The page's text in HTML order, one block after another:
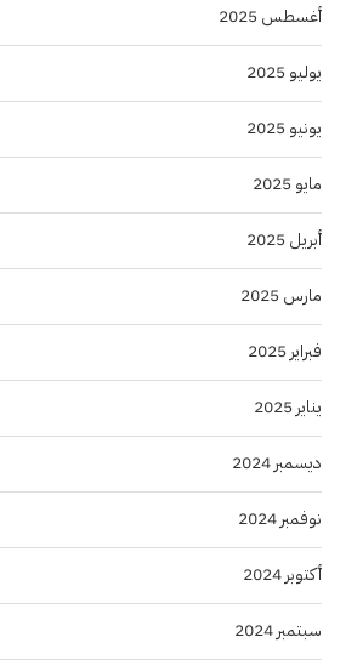
أغسطس 2025
يوليو 2025
يونيو 2025
مايو 2025
أبريل 2025
مارس 2025
فبراير 2025
يناير 2025
ديسمبر 2024
نوفمبر 2024
أكتوبر 2024
سبتمبر 2024